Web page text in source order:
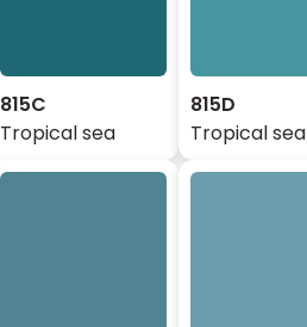
815C
Tropical sea
815D
Tropical sea